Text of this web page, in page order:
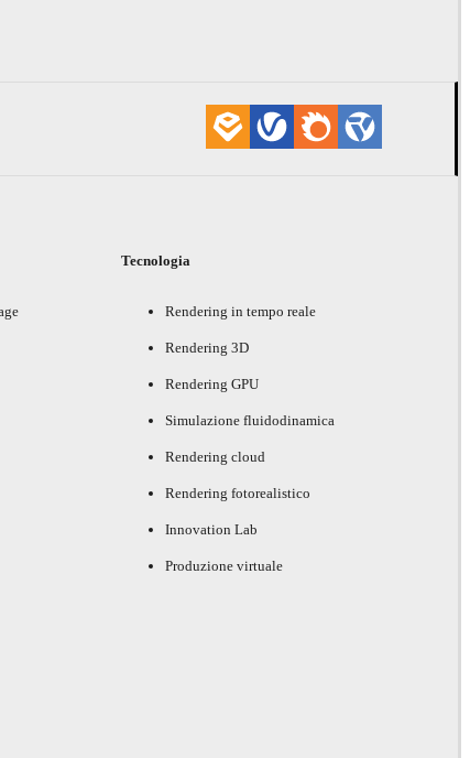
Tecnologia
Rendering in tempo reale
Rendering 3D
Rendering GPU
Simulazione fluidodinamica
Rendering cloud
Rendering fotorealistico
Innovation Lab
Produzione virtuale